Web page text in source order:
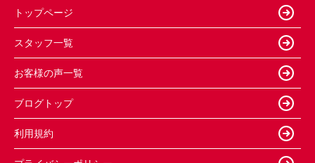
トップページ
スタッフ一覧
お客様の声一覧
ブログトップ
利用規約